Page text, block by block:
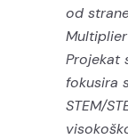
od
Projekat
fokusira
STEM/